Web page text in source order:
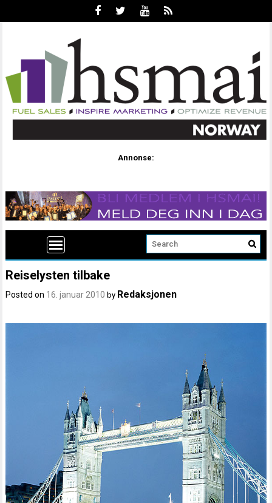
Annonse:
Reiselysten tilbake
Posted on 16. januar 2010 by Redaksjonen